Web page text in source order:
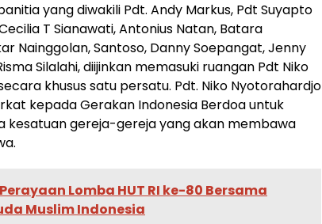
yang diwakili Pdt. Andy Markus, Pdt Suyapto
T Sianawati, Antonius Natan, Batara
Nainggolan, Santoso, Danny Soepangat, Jenny
Silalahi, diijinkan memasuki ruangan Pdt Niko
khusus satu persatu. Pdt. Niko Nyotorahardjo
kepada Gerakan Indonesia Berdoa untuk
kesatuan gereja-gereja yang akan membawa
Perayaan Lomba HUT RI ke-80 Bersama
Muslim Indonesia